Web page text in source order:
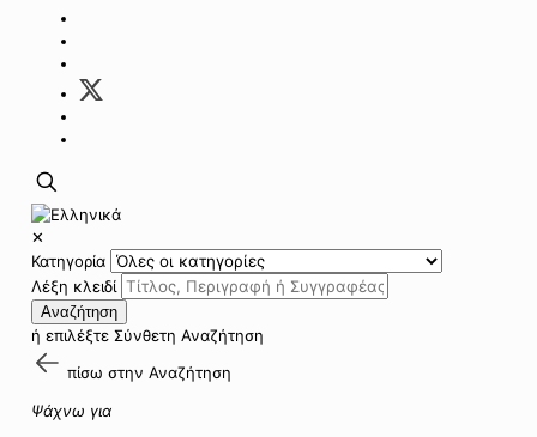
✕
Κατηγορία
Λέξη κλειδί
Αναζήτηση
ή επιλέξτε Σύνθετη Αναζήτηση
πίσω στην Αναζήτηση
Ψάχνω για